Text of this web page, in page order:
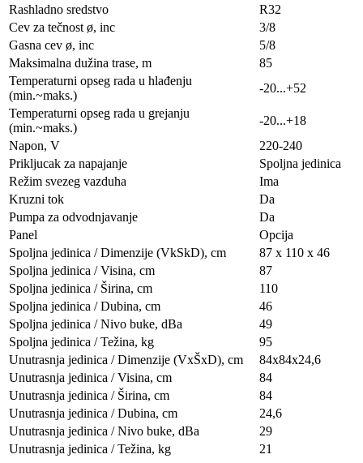
Rashladno sredstvo
R32
Cev za tečnost ø, inc
3/8
Gasna cev ø, inc
5/8
Maksimalna dužina trase, m
85
Temperaturni opseg rada u hlađenju
(min.~maks.)
-20...+52
Temperaturni opseg rada u grejanju
(min.~maks.)
-20...+18
Napon, V
220-240
Prikljucak za napajanje
Spoljna jedinica
Režim svezeg vazduha
Ima
Kruzni tok
Da
Pumpa za odvodnjavanje
Da
Panel
Opcija
Spoljna jedinica / Dimenzije (VkSkD), сm
87 x 110 x 46
Spoljna jedinica / Visina, сm
87
Spoljna jedinica / Širina, сm
110
Spoljna jedinica / Dubina, сm
46
Spoljna jedinica / Nivo buke, dBa
49
Spoljna jedinica / Težina, kg
95
Unutrasnja jedinica / Dimenzije (VxŠxD), сm
84x84х24,6
Unutrasnja jedinica / Visina, сm
84
Unutrasnja jedinica / Širina, сm
84
Unutrasnja jedinica / Dubina, сm
24,6
Unutrasnja jedinica / Nivo buke, dBa
29
Unutrasnja jedinica / Težina, kg
21